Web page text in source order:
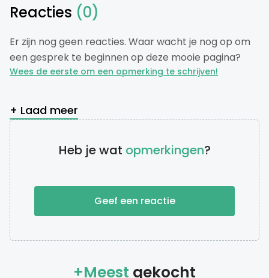
Reacties (0)
Er zijn nog geen reacties. Waar wacht je nog op om
een gesprek te beginnen op deze mooie pagina?
Wees de eerste om een opmerking te schrijven!
+ Laad meer
Heb je wat opmerkingen?
Geef een reactie
+Meest gekocht